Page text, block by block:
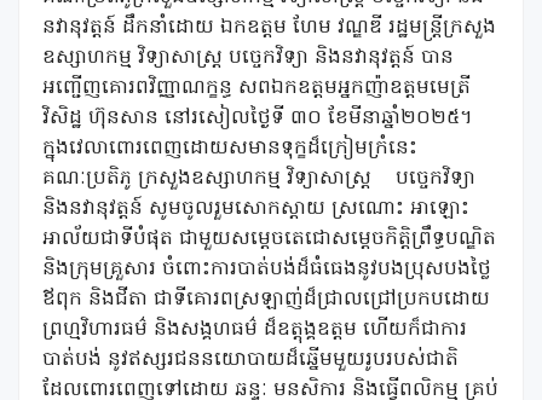
នវានុវត្តន៍ ដឹកនាំដោយ ឯកឧត្តម ហែម វណ្ឌឌី រដ្ឋមន្ត្រីក្រសួង
ឧស្សាហកម្ម វិទ្យាសាស្ត្រ បច្ចេកវិទ្យា និងនវានុវត្តន៍ បាន
អញ្ជើញគោរពវិញ្ញាណក្ខន្ធ សពឯកឧត្តមអ្នកញ៉ាឧត្តមមេត្រី
វិសិដ្ឋ ហ៊ុនសាន នៅរសៀលថ្ងៃទី ៣០ ខែមីនាឆ្នាំ២០២៥។
ក្នុងវេលាពោរពេញដោយសមានទុក្ខដ៏ក្រៀមក្រំនេះ
គណៈប្រតិភូ ក្រសួងឧស្សាហកម្ម វិទ្យាសាស្ត្រ បច្ចេកវិទ្យា
និងនវានុវត្តន៍ សូមចូលរួមសោកស្តាយ ស្រណោះ អាឡោះ
អាល័យជាទីបំផុត ជាមួយសម្តេចតេជោសម្តេចកិត្តិព្រឹទ្ធបណ្ឌិត
និងក្រុមគ្រួសារ ចំពោះការបាត់បង់ដ៏ធំធេងនូវបងប្រុសបងថ្លៃ
ឪពុក និងជីតា ជាទីគោរពស្រឡាញ់ដ៏ជ្រាលជ្រៅប្រកបដោយ
ព្រហ្មវិហារធម៌ និងសង្គហធម៌ ដ៏ឧត្តុង្គឧត្តម ហើយក៏ជាការ
បាត់បង់ នូវឥស្សរជននយោបាយដ៏ឆ្នើមមួយរូបរបស់ជាតិ
ដែលពោរពេញទៅដោយ ឆន្ទៈ មនសិការ និងធ្វើពលិកម្ម គ្រប់